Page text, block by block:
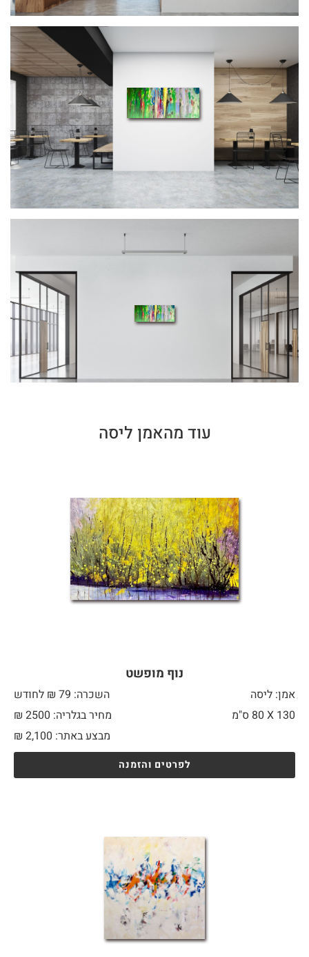
עוד מהאמן ליסה
נוף מופשט
אמן: ליסה
השכרה: 79 ₪ לחודש
130 X
מחיר בגלריה: 2500 ₪
מבצע באתר:
₪ 2,100
לפרטים והזמנה